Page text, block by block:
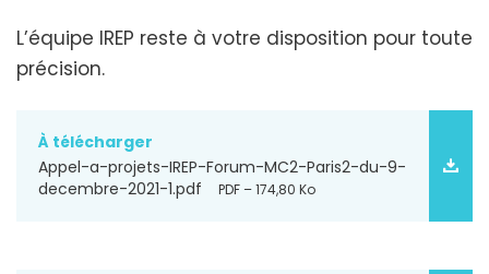
L’équipe IREP reste à votre disposition pour toute
précision.
À télécharger
Appel-a-projets-IREP-Forum-MC2-Paris2-du-9-
decembre-2021-1.pdf
PDF – 174,80 Ko